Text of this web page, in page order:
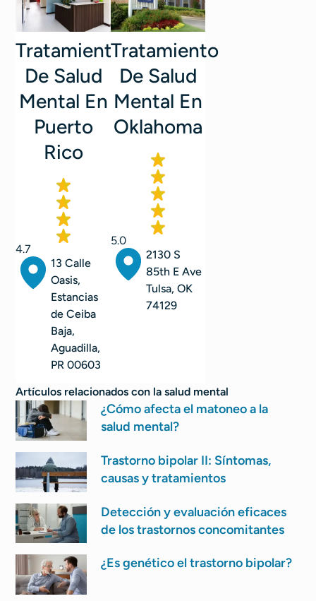
Tratamiento
De Salud
Mental En
Puerto
Rico
4.7
13 Calle
Oasis,
Estancias
de Ceiba
Baja,
Aguadilla,
PR 00603
Tratamiento
De Salud
Mental En
Oklahoma
5.0
2130 S
85th E Ave
Tulsa, OK
74129
Artículos relacionados con la salud mental
¿Cómo afecta el matoneo a la
salud mental?
Trastorno bipolar II: Síntomas,
causas y tratamientos
Detección y evaluación eficaces
de los trastornos concomitantes
¿Es genético el trastorno bipolar?